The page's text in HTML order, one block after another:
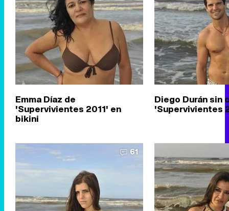
Emma Díaz de
'Supervivientes 2011' en
bikini
Diego Durán sin
'Supervivientes
61